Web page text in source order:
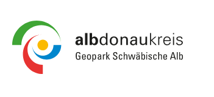
Inhalt
springen